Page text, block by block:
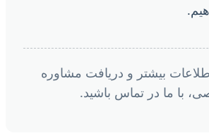
بیشتر و دریافت مشاوره
ما در تماس باشید.